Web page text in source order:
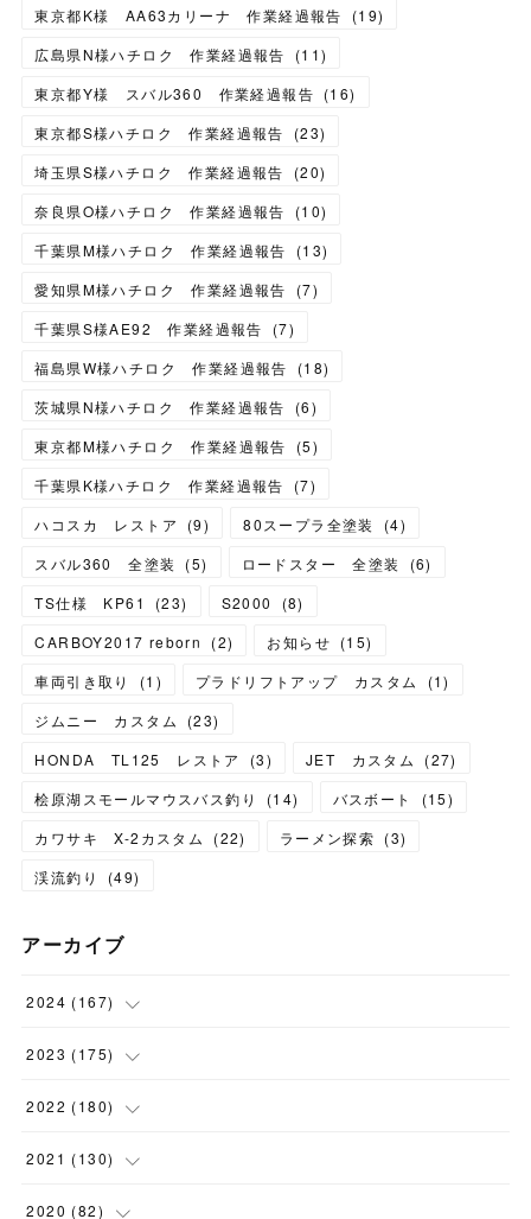
東京都K様 AA63カリーナ 作業経過報告
(19)
広島県N様ハチロク 作業経過報告
(11)
東京都Y様 スバル360 作業経過報告 (16)
東京都S様ハチロク 作業経過報告
(23)
埼玉県S様ハチロク 作業経過報告
(20)
奈良県O様ハチロク 作業経過報告
(10)
千葉県M様ハチロク 作業経過報告
(13)
愛知県M様ハチロク 作業経過報告
(7)
千葉県S様AE92 作業経過報告
(7)
福島県W様ハチロク 作業経過報告
(18)
茨城県N様ハチロク 作業経過報告
(6)
東京都M様ハチロク 作業経過報告
(5)
千葉県K様ハチロク 作業経過報告
(7)
ハコスカ レストア
(9) 80スープラ全塗装 (4)
スバル360 全塗装
(5) ロードスター 全塗装 (6)
TS仕様 KP61
(23) S2000 (8)
CARBOY2017 reborn
(2) お知らせ (15)
車両引き取り
(1 ) プラドリフトアップ カスタム (1)
ジムニー カスタム
(23)
HONDA TL125 レストア
(3) JET カスタム (27)
桧原湖スモールマウスバス釣り
(14) バスボート (15)
カワサキ X-2カスタム
(22) ラーメン探索 (3)
渓流釣り
(49)
アーカイブ
2024 (167)
(11)
(24)
(23)
( 23
2023 (175)
(12)
(18)
(16
2022 (180)
(17)
(15
2021 (130)
(10
2020 (82)